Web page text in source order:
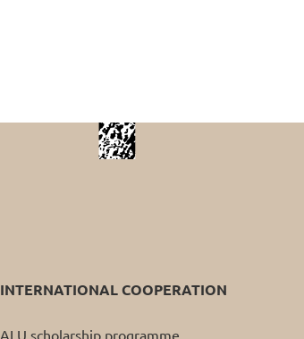
INTERNATIONAL COOPERATION
ALU scholarship programme